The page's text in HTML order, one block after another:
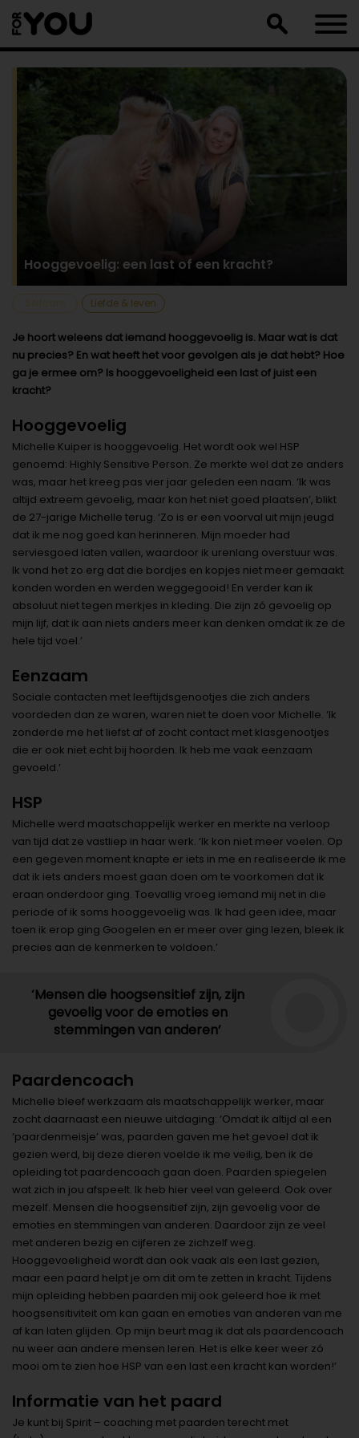
naar
artikel
Hooggevoelig: een last of een kracht?
Liefde & leven
Je hoort weleens dat iemand hooggevoelig is. Maar wat is dat
nu precies? En wat heeft het voor gevolgen als je dat hebt? Hoe
ga je ermee om? Is hooggevoeligheid een last of juist een
kracht?
Hooggevoelig
Michelle Kuiper is hooggevoelig. Het wordt ook wel HSP
genoemd: Highly Sensitive Person. Ze merkte wel dat ze anders
was, maar het kreeg pas vier jaar geleden een naam. ‘Ik was
altijd extreem gevoelig, maar kon het niet goed plaatsen’, blikt
de 27-jarige Michelle terug. ‘Zo is er een voorval uit mijn jeugd
dat ik me nog goed kan herinneren. Mijn moeder had
serviesgoed laten vallen, waardoor ik urenlang overstuur was.
Ik vond het zo erg dat die bordjes en kopjes niet meer gemaakt
konden worden en werden weggegooid! En verder kan ik
absoluut niet tegen merkjes in kleding. Die zijn zó gevoelig op
mijn lijf, dat ik aan niets anders meer kan denken omdat ik ze de
hele tijd voel.’
Eenzaam
Sociale contacten met leeftijdsgenootjes die zich anders
voordeden dan ze waren, waren niet te doen voor Michelle. ‘Ik
zonderde me het liefst af of zocht contact met klasgenootjes
die er ook niet echt bij hoorden. Ik heb me vaak eenzaam
gevoeld.’
HSP
Michelle werd maatschappelijk werker en merkte na verloop
van tijd dat ze vastliep in haar werk. ‘Ik kon niet meer voelen. Op
een gegeven moment knapte er iets in me en realiseerde ik me
dat ik iets anders moest gaan doen om te voorkomen dat ik
eraan onderdoor ging. Toevallig vroeg iemand mij net in die
periode of ik soms hooggevoelig was. Ik had geen idee, maar
toen ik erop ging Googelen en er meer over ging lezen, bleek ik
precies aan de kenmerken te voldoen.’
‘Mensen die hoogsensitief zijn, zijn
gevoelig voor de emoties en
stemmingen van anderen’
Paardencoach
Michelle bleef werkzaam als maatschappelijk werker, maar
zocht daarnaast een nieuwe uitdaging: ‘Omdat ik altijd al een
‘paardenmeisje’ was, paarden gaven me het gevoel dat ik
gezien werd, bij deze dieren voelde ik me veilig, ben ik de
opleiding tot paardencoach gaan doen. Paarden spiegelen
wat zich in jou afspeelt. Ik heb hier veel van geleerd. Ook over
mezelf. Mensen die hoogsensitief zijn, zijn gevoelig voor de
emoties en stemmingen van anderen. Daardoor zijn ze veel
met anderen bezig en cijferen ze zichzelf weg.
Hooggevoeligheid wordt dan ook vaak als een last gezien,
maar een paard helpt je om dit om te zetten in kracht. Tijdens
mijn opleiding hebben paarden mij ook geleerd hoe ik met
hoogsensitiviteit om kan gaan en emoties van anderen van me
af kan laten glijden. Op mijn beurt mag ik dat als paardencoach
nu weer aan andere mensen leren. Het is elke keer weer zó
mooi om te zien hoe HSP van een last een kracht kan worden!’
Informatie van het paard
Je kunt bij Spirit – coaching met paarden terecht met